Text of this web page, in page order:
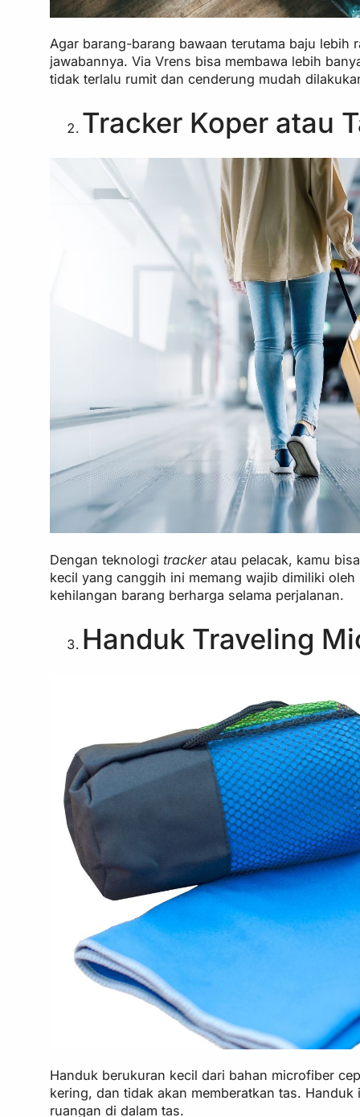
Agar barang-barang bawaan terutama baju lebih
jawabannya. Via Vrens bisa membawa lebih
tidak terlalu rumit dan cenderung mudah
Tracker Koper atau
Dengan teknologitrackeratau pelacak, kamu
kecil yang canggih ini memang wajib dimiliki
kehilangan barang berharga selama perjalanan.
Handuk Traveling
Handuk berukuran kecil dari bahan microfiber
kering, dan tidak akan memberatkan tas.
ruangan di dalam tas.